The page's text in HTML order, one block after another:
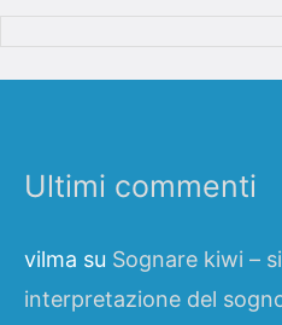
Ultimi commenti
vilma su Sognare kiwi –
interpretazione del